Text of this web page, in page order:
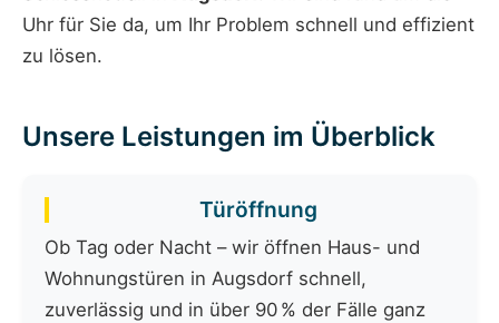
Uhr für Sie da, um Ihr Problem schnell und effizient
zu lösen.
Unsere Leistungen im Überblick
Türöffnung
Ob Tag oder Nacht – wir öffnen Haus- und
Wohnungstüren in Augsdorf schnell,
zuverlässig und in über 90 % der Fälle ganz